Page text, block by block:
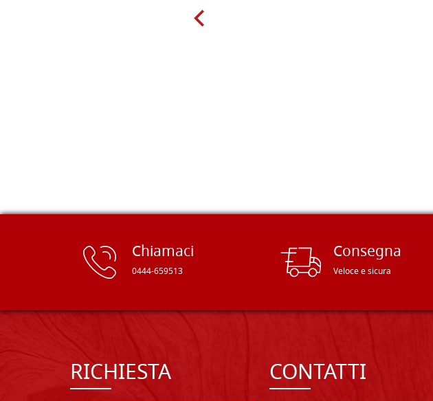
Chiamaci
0444-659513
Consegna
Veloce e sicura
RICHIESTA CONTATTI